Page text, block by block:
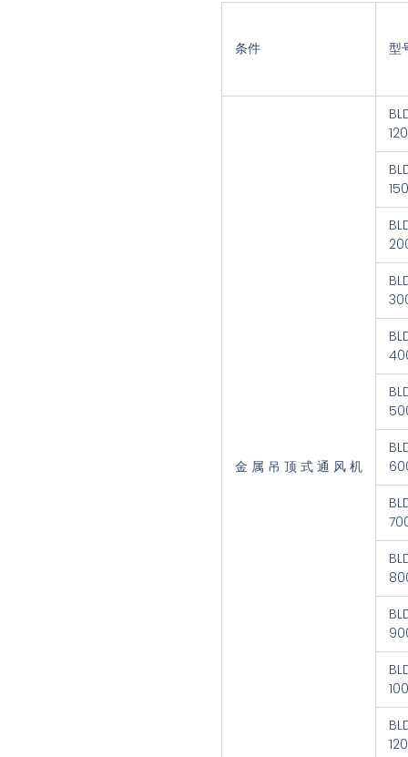
条件 型
金 属 吊 顶 式 通 风 机
120